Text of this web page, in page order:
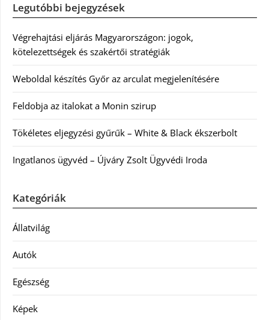
Legutóbbi bejegyzések
Végrehajtási eljárás Magyarországon: jogok,
kötelezettségek és szakértői stratégiák
Weboldal készítés Győr az arculat megjelenítésére
Feldobja az italokat a Monin szirup
Tökéletes eljegyzési gyűrűk – White & Black ékszerbolt
Ingatlanos ügyvéd – Újváry Zsolt Ügyvédi Iroda
Kategóriák
Állatvilág
Autók
Egészség
Képek